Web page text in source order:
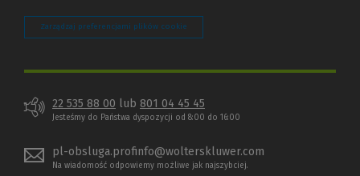
Zarządzaj preferencjami plików cookie
22 535 88 00 lub 801 04 45 45
Jesteśmy do Państwa dyspozycji od 8:00 do 16:00
pl-obsluga.profinfo@wolterskluwer.com
Na wiadomość odpowiemy możliwe jak najszybciej.